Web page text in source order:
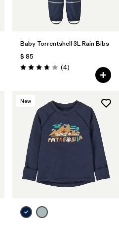
Baby Torrentshell 3L Rain Bibs
$ 85
Valoración: 3.8 / 5
(4Comentarios
)
New